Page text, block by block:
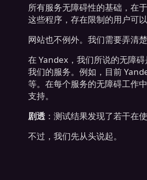
所有服务无障碍性的基础，在
这些程序，存在限制的用户可
网站也不例外。我们需要弄清
在 Yandex，我们所说的无障
我们的服务。例如，目前
等。在每个服务的无障碍工作
支持。
剧透 ：测试结果发现了若干在
不过，我们先从头说起。